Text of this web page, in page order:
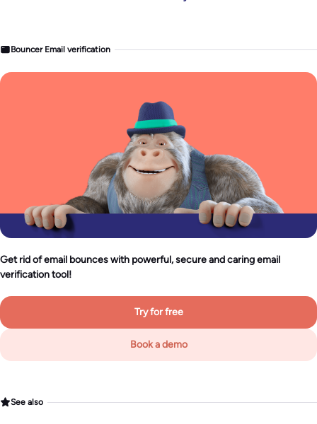
Bouncer Email verification
Get rid of email bounces with powerful, secure and caring email
verification tool!
Try for free
Book a demo
See also